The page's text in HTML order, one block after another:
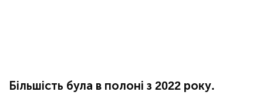
Більшість була в полоні з 2022 року.